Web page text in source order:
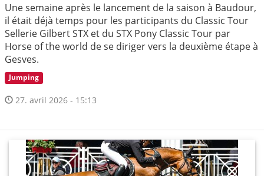
Une semaine après le lancement de la saison à Baudour,
il était déjà temps pour les participants du Classic Tour
Sellerie Gilbert STX et du STX Pony Classic Tour par
Horse of the world de se diriger vers la deuxième étape à
Gesves.
Jumping
27. avril 2026 - 15:13